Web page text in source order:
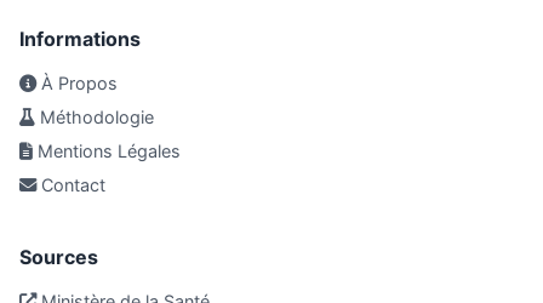
Informations
À Propos
Méthodologie
Mentions Légales
Contact
Sources